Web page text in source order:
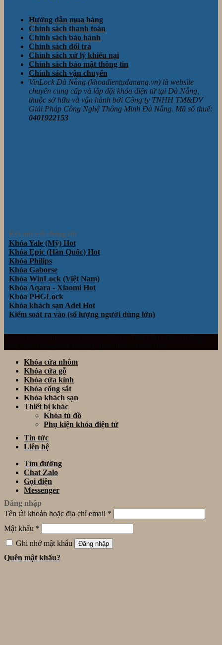
Hướng dẫn mua hàng
Chính sách thanh toán
Chính sách bảo hành
Chính sách đổi trả
Chính sách xử lý khiếu nại
Chính sách bảo mật thông tin
Chính sách vận chuyển
VinLock Đà Nẵng (khoadientudanang.vn) là website
chuyên cung cấp và lắp đặt khóa điện tử tại Đà Nẵng,
thuộc sở hữu và vận hành bởi Công ty TNHH TM&DV
Giải Pháp Công Nghệ Thông Minh Đà Nẵng. Mã số thuế:
0401922153
Kết nối với chúng tôi
Khóa Yale (Mỹ)
Khóa Epic (Hàn Quốc)
Khóa Philips
Khóa Gaborse
Khóa WinLock (Việt Nam)
Khóa Aqara - Xiaomi
Khóa PHGLock
Khóa khách sạn Adel
Kiểm soát ra vào (số lượng người dùng lớn)
Khóa cửa nhôm
Khóa cửa gỗ
Khóa cửa kính
Khóa cổng sắt
Khóa khách sạn
Thiết bị khác
Khóa tủ đồ
Phụ kiện khóa điện tử
Tin tức
Liên hệ
Tìm đường
Chat Zalo
Gọi điện
Messenger
Đăng nhập
Tên tài khoản hoặc địa chỉ email *
Mật khẩu *
Ghi nhớ mật khẩu
Đăng nhập
Quên mật khẩu?